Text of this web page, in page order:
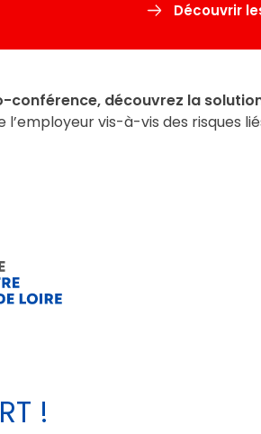
Découvrir
conférence, découvrez la
l’employeur vis-à-vis des
!